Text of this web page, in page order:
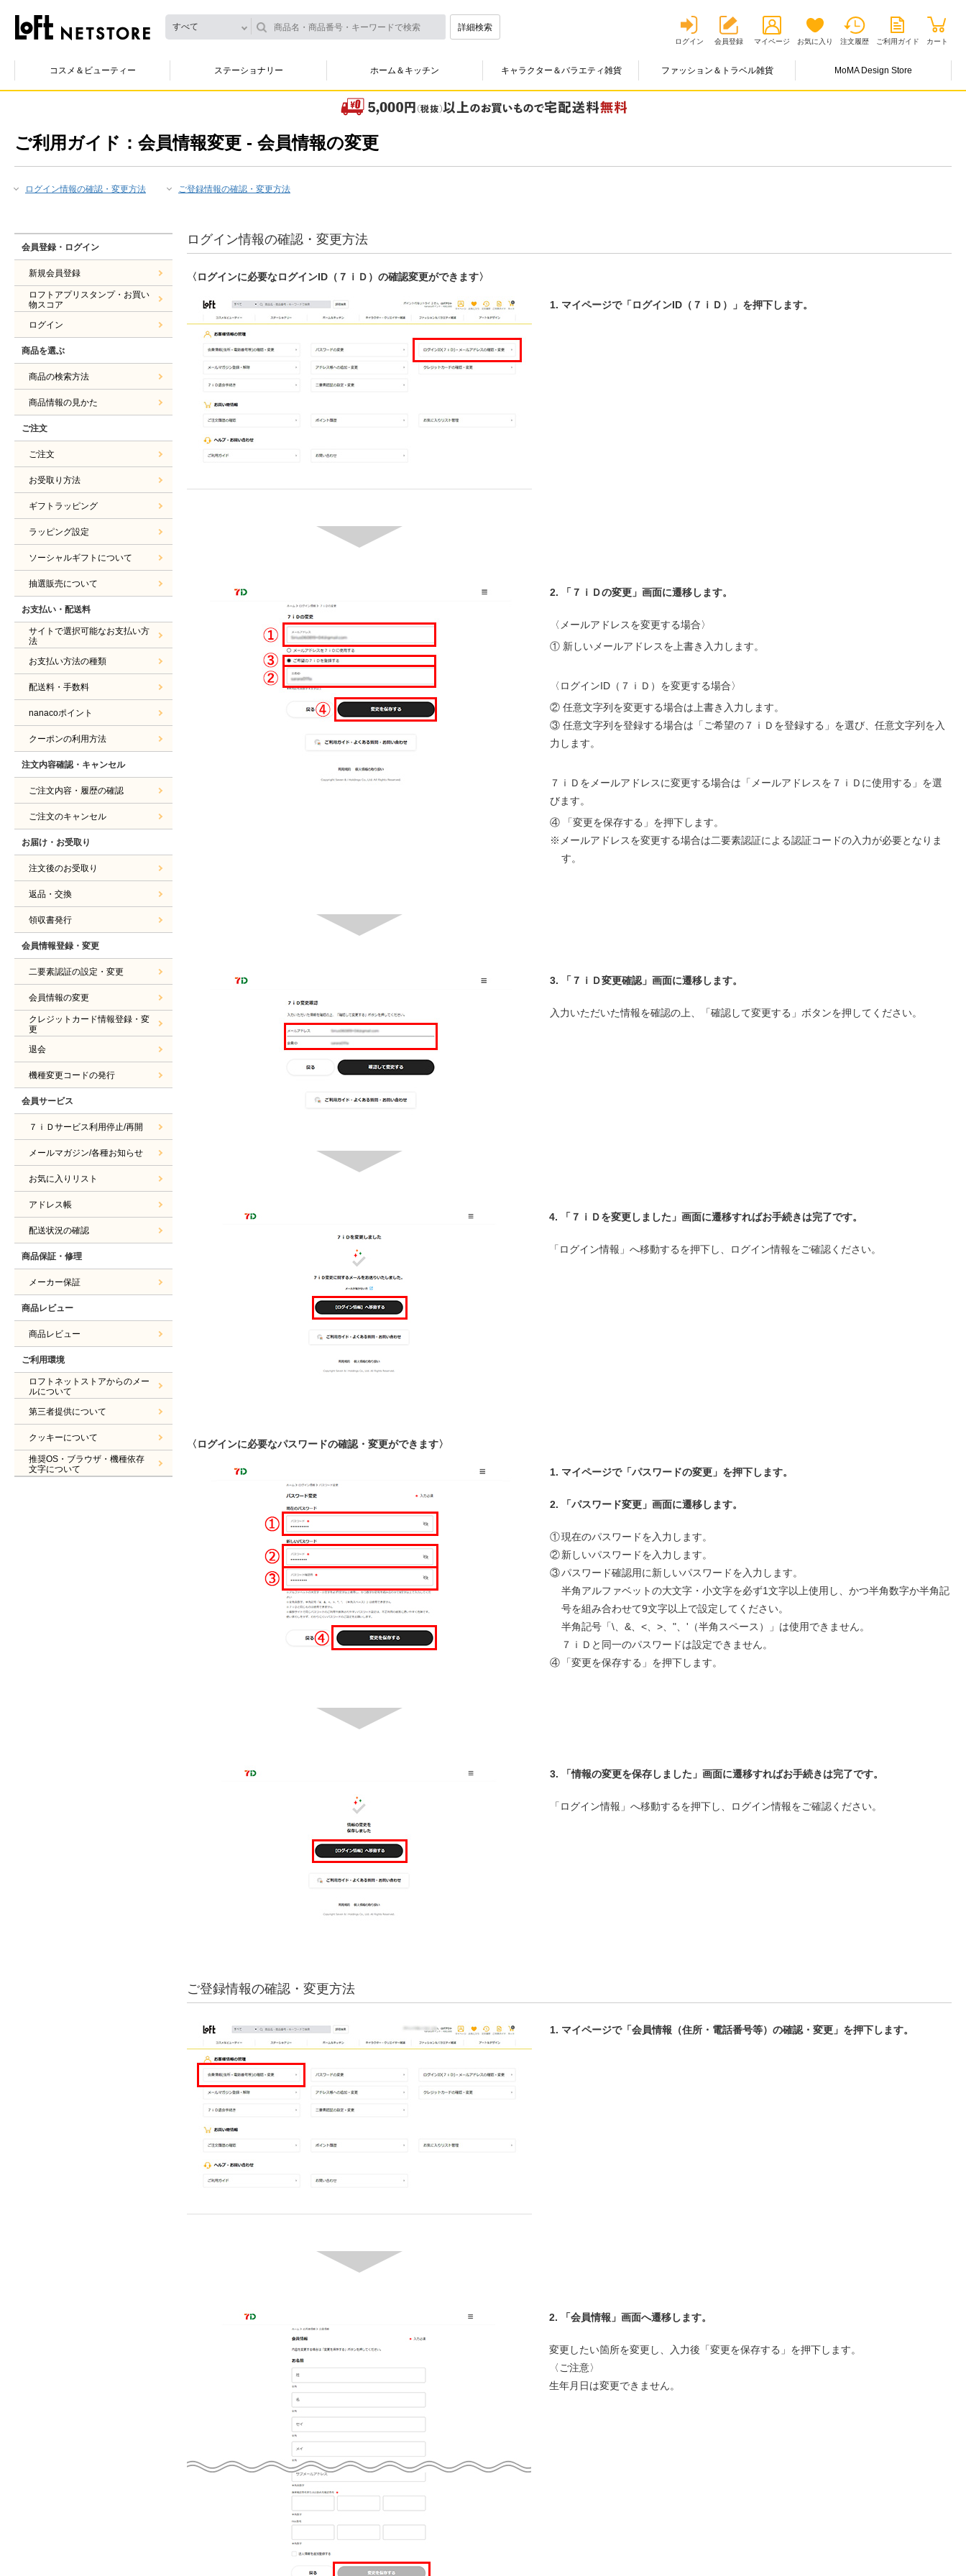
すべて 詳細検索
ログイン 会員登録 マイページ お気に入り 注文履歴 ご利用ガイド カート
コスメ＆ビューティー ステーショナリー ホーム＆キッチン キャラクター＆バラエティ雑貨 ファッション＆トラベル雑貨 MoMA Design Store
ご利用ガイド：会員情報変更 - 会員情報の変更
ログイン情報の確認・変更方法 ご登録情報の確認・変更方法
会員登録・ログイン
新規会員登録
ロフトアプリスタンプ・お買い
物スコア
ログイン
商品を選ぶ
商品の検索方法
商品情報の見かた
ご注文
ご注文
お受取り方法
ギフトラッピング
ラッピング設定
ソーシャルギフトについて
抽選販売について
お支払い・配送料
サイトで選択可能なお支払い方
法
お支払い方法の種類
配送料・手数料
nanacoポイント
クーポンの利用方法
注文内容確認・キャンセル
ご注文内容・履歴の確認
ご注文のキャンセル
お届け・お受取り
注文後のお受取り
返品・交換
領収書発行
会員情報登録・変更
二要素認証の設定・変更
会員情報の変更
クレジットカード情報登録・変
更
退会
機種変更コードの発行
会員サービス
７ｉＤサービス利用停止/再開
メールマガジン/各種お知らせ
お気に入りリスト
アドレス帳
配送状況の確認
商品保証・修理
メーカー保証
商品レビュー
商品レビュー
ご利用環境
ロフトネットストアからのメー
ルについて
第三者提供について
クッキーについて
推奨OS・ブラウザ・機種依存
文字について
ログイン情報の確認・変更方法
〈ログインに必要なログインID（７ｉＤ）の確認変更ができます〉
1. マイページで「ログインID（７ｉＤ）」を押下します。
2. 「７ｉＤの変更」画面に遷移します。
〈メールアドレスを変更する場合〉
① 新しいメールアドレスを上書き入力します。
〈ログインID（７ｉＤ）を変更する場合〉
② 任意文字列を変更する場合は上書き入力します。
③ 任意文字列を登録する場合は「ご希望の７ｉＤを登録する」を選び、任意文字列を入
力します。
７ｉＤをメールアドレスに変更する場合は「メールアドレスを７ｉＤに使用する」を選
びます。
④ 「変更を保存する」を押下します。
メールアドレスを変更する場合は二要素認証による認証コードの入力が必要となりま
す。
3. 「７ｉＤ変更確認」画面に遷移します。
入力いただいた情報を確認の上、「確認して変更する」ボタンを押してください。
4. 「７ｉＤを変更しました」画面に遷移すればお手続きは完了です。
「ログイン情報」へ移動するを押下し、ログイン情報をご確認ください。
〈ログインに必要なパスワードの確認・変更ができます〉
1. マイページで「パスワードの変更」を押下します。
2. 「パスワード変更」画面に遷移します。
①現在のパスワードを入力します。
②新しいパスワードを入力します。
③パスワード確認用に新しいパスワードを入力します。
半角アルファベットの大文字・小文字を必ず1文字以上使用し、かつ半角数字か半角記
号を組み合わせて9文字以上で設定してください。
半角記号「\、&、<、>、"、'（半角スペース）」は使用できません。
７ｉＤと同一のパスワードは設定できません。
④
「変更を保存する」を押下します。
3. 「情報の変更を保存しました」画面に遷移すればお手続きは完了です。
「ログイン情報」へ移動するを押下し、ログイン情報をご確認ください。
ご登録情報の確認・変更方法
1. マイページで「会員情報（住所・電話番号等）の確認・変更」を押下します。
2. 「会員情報」画面へ遷移します。
変更したい箇所を変更し、入力後「変更を保存する」を押下します。
〈ご注意〉
生年月日は変更できません。